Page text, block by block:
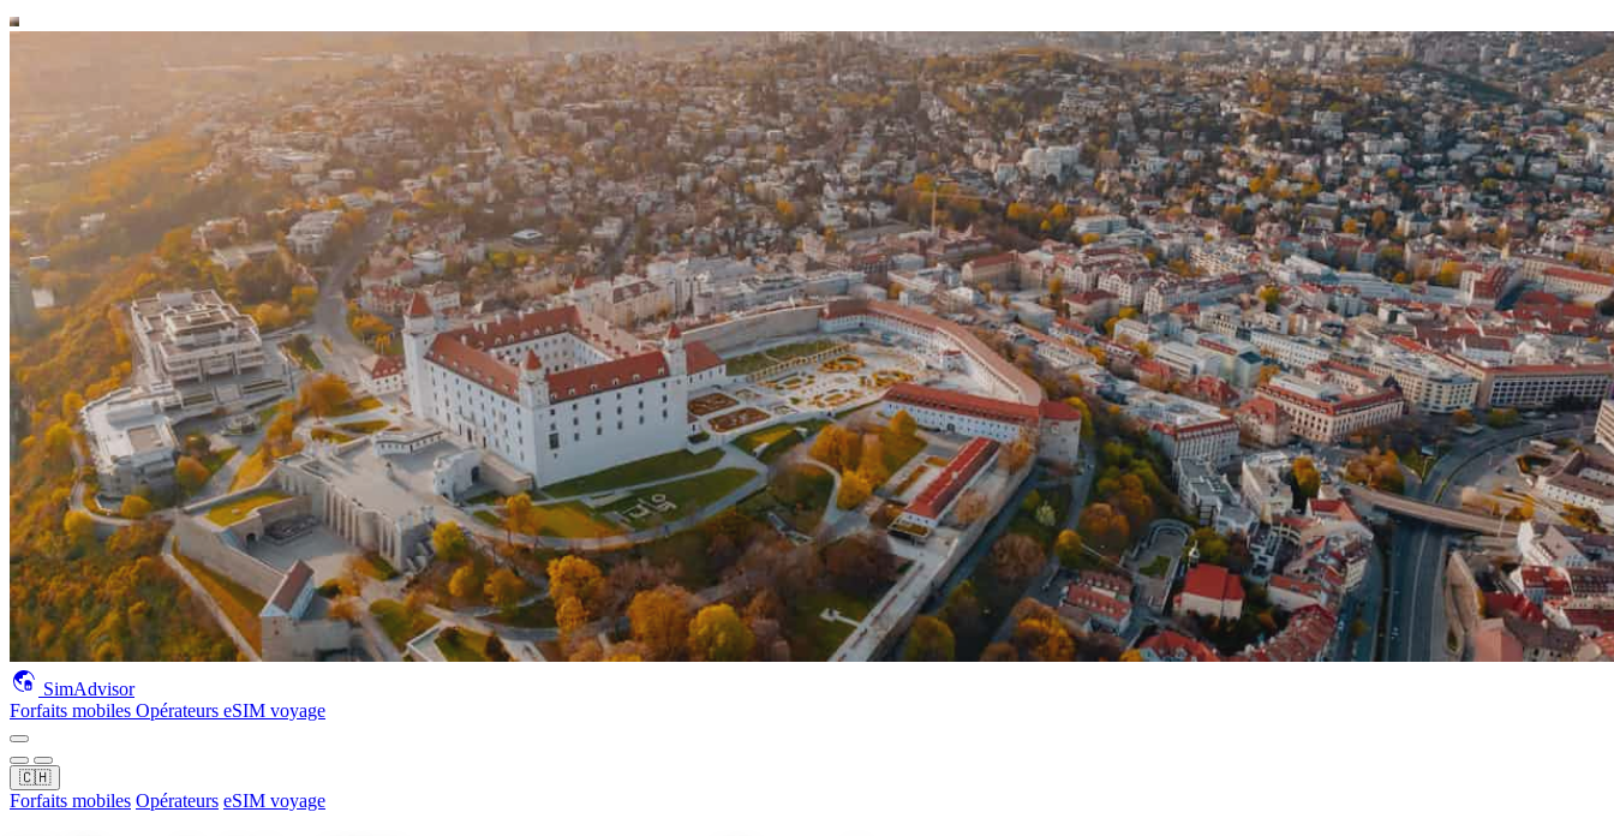
SimAdvisor
Forfaits mobiles Opérateurs eSIM voyage
🇨🇭
Forfaits mobiles Opérateurs eSIM voyage